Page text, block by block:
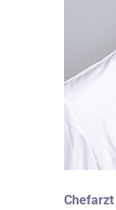
Chefarzt